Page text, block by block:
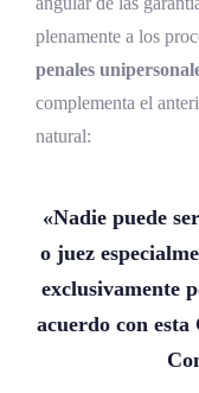
plenamente a los
penales
complementa el
natural:
«Nadie puede
o juez
exclusivamente
acuerdo con